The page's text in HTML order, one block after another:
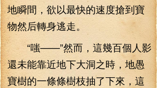
地瞬間，欲以最快的速度搶到寶
物然后轉身逃走。
“嗤——”然而，這幾百個人影
還未能靠近地下大洞之時，地愚
寶樹的一條條樹枝抽了下來，這